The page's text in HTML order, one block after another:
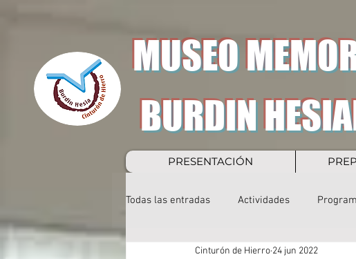
MUSEO
PRESENTACIÓN
BURDIN
Todas las entradas Actividades
Cinturón de Hierro 24 jun 2022